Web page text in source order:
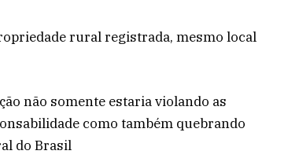
rural registrada, mesmo local
não somente estaria violando as
como também quebrando
do Brasil